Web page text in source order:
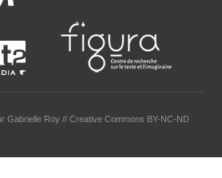
Gabrielle Roy // Creative Commons BY-NC-ND